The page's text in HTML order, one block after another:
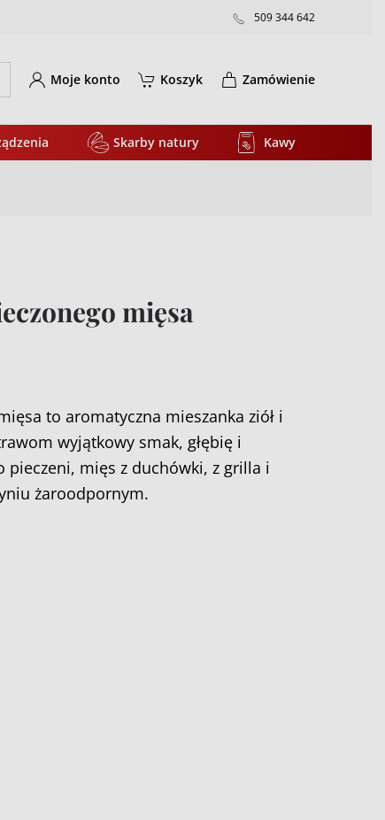
509 344 642
Moje konto Koszyk Zamówienie
Skarby natury Kawy
mięsa
to aromatyczna mieszanka ziół i
wyjątkowy smak, głębię i
pieczeni, mięs z duchówki, z grilla i
żaroodpornym.